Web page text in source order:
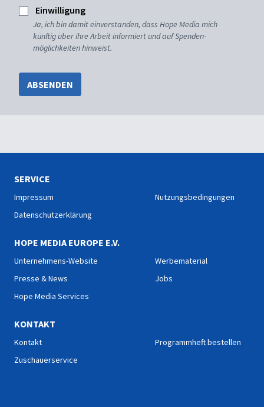
Einwilligung
Ja, ich bin damit einverstanden, dass Hope Media mich
künftig über ihre Arbeit informiert und auf Spenden-
möglichkeiten hinweist.
ABSENDEN
SERVICE
Impressum
Datenschutzerklärung
Nutzungsbedingungen
HOPE MEDIA EUROPE E.V.
Unternehmens-Website
Presse & News
Hope Media Services
Werbematerial
Jobs
KONTAKT
Kontakt
Zuschauerservice
Programmheft bestellen